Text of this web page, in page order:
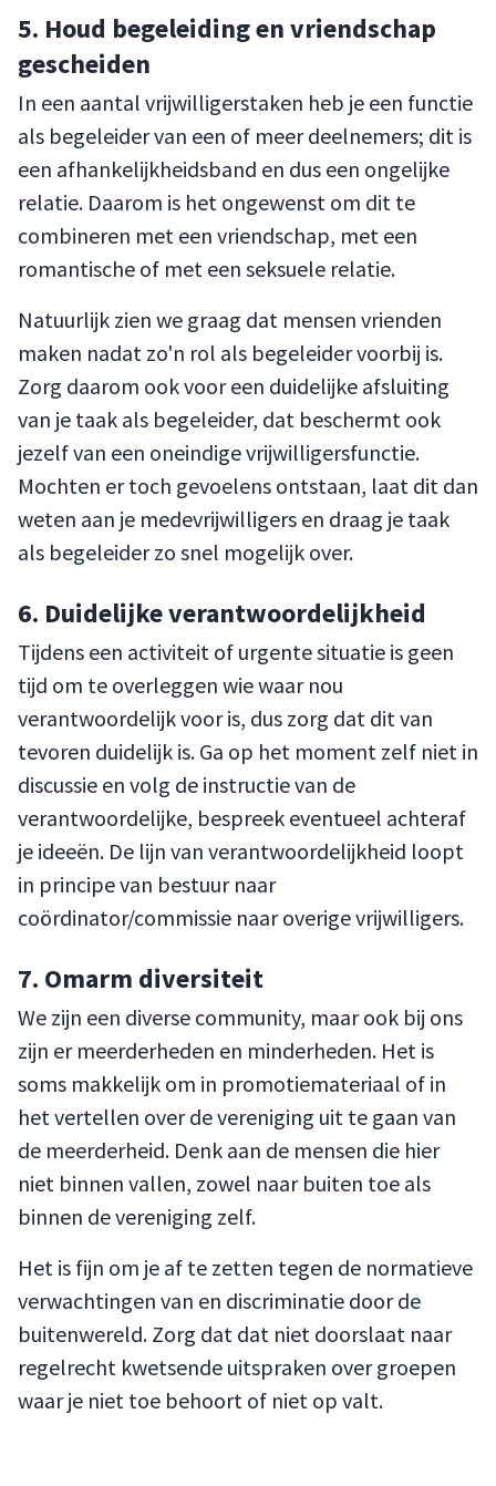
5. Houd begeleiding en vriendschap
gescheiden
In een aantal vrijwilligerstaken heb je een functie
als begeleider van een of meer deelnemers; dit is
een afhankelijkheidsband en dus een ongelijke
relatie. Daarom is het ongewenst om dit te
combineren met een vriendschap, met een
romantische of met een seksuele relatie.
Natuurlijk zien we graag dat mensen vrienden
maken nadat zo'n rol als begeleider voorbij is.
Zorg daarom ook voor een duidelijke afsluiting
van je taak als begeleider, dat beschermt ook
jezelf van een oneindige vrijwilligersfunctie.
Mochten er toch gevoelens ontstaan, laat dit dan
weten aan je medevrijwilligers en draag je taak
als begeleider zo snel mogelijk over.
6. Duidelijke verantwoordelijkheid
Tijdens een activiteit of urgente situatie is geen
tijd om te overleggen wie waar nou
verantwoordelijk voor is, dus zorg dat dit van
tevoren duidelijk is. Ga op het moment zelf niet in
discussie en volg de instructie van de
verantwoordelijke, bespreek eventueel achteraf
je ideeën. De lijn van verantwoordelijkheid loopt
in principe van bestuur naar
coördinator/commissie naar overige vrijwilligers.
7. Omarm diversiteit
We zijn een diverse community, maar ook bij ons
zijn er meerderheden en minderheden. Het is
soms makkelijk om in promotiemateriaal of in
het vertellen over de vereniging uit te gaan van
de meerderheid. Denk aan de mensen die hier
niet binnen vallen, zowel naar buiten toe als
binnen de vereniging zelf.
Het is fijn om je af te zetten tegen de normatieve
verwachtingen van en discriminatie door de
buitenwereld. Zorg dat dat niet doorslaat naar
regelrecht kwetsende uitspraken over groepen
waar je niet toe behoort of niet op valt.